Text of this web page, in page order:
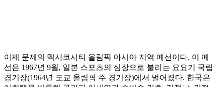
이제 문제의 멕시코시티 올림픽 아시아 지역 예선이다. 이 예
선은 1967년 9월, 일본 스포츠의 심장으로 불리는 요요기 국립
경기장(1964년 도쿄 올림픽 주 경기장)에서 벌어졌다. 한국은